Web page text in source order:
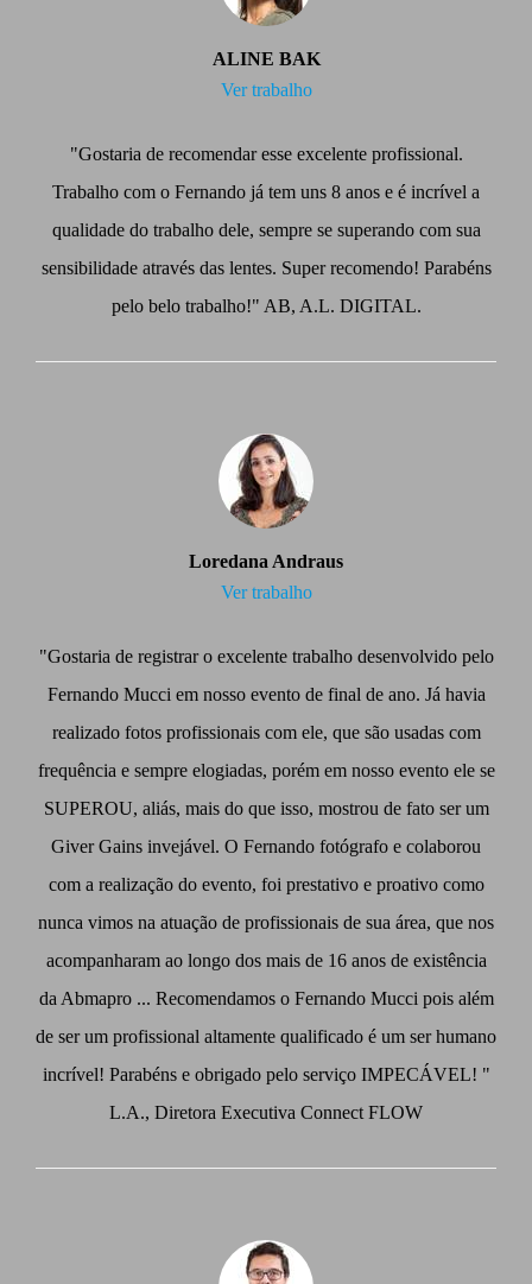
"Gostaria de recomendar esse excelente profissional.
Trabalho com o Fernando já tem uns 8 anos e é incrível a
qualidade do trabalho dele, sempre se superando com sua
sensibilidade através das lentes. Super recomendo! Parabéns
pelo belo trabalho!" AB, A.L. DIGITAL.
ALINE BAK
Ver trabalho
"Gostaria de registrar o excelente trabalho desenvolvido pelo
Fernando Mucci em nosso evento de final de ano. Já havia
realizado fotos profissionais com ele, que são usadas com
frequência e sempre elogiadas, porém em nosso evento ele se
SUPEROU, aliás, mais do que isso, mostrou de fato ser um
Giver Gains invejável. O Fernando fotógrafo e colaborou
com a realização do evento, foi prestativo e proativo como
nunca vimos na atuação de profissionais de sua área, que nos
acompanharam ao longo dos mais de 16 anos de existência
da Abmapro ... Recomendamos o Fernando Mucci pois além
de ser um profissional altamente qualificado é um ser humano
incrível! Parabéns e obrigado pelo serviço IMPECÁVEL! "
L.A., Diretora Executiva Connect FLOW
Loredana Andraus
Ver trabalho